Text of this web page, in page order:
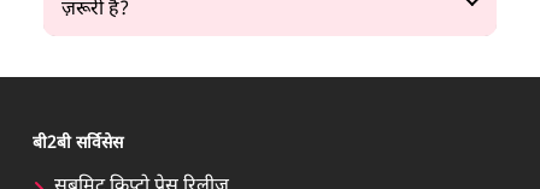
ज़रूरी है?
बी2बी सर्विसेस